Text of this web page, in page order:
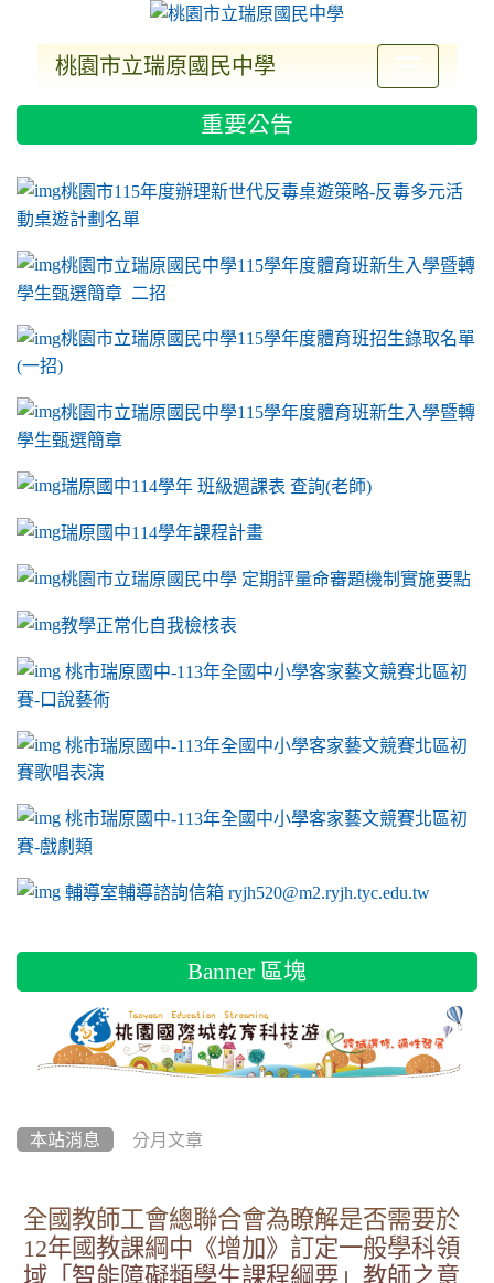
桃園市立瑞原國民中學
重要公告
link to https://sites.google.com/a/m2.ryjh.tyc.edu.tw/ryjh011/
桃園市115年度辦理新世代反毒桌遊策略-反毒多元活
動桌遊計劃名單
桃園市立瑞原國民中學115學年度體育班新生入學暨轉
學生甄選簡章 二招
桃園市立瑞原國民中學115學年度體育班招生錄取名單
(一招)
桃園市立瑞原國民中學115學年度體育班新生入學暨轉
學生甄選簡章
瑞原國中114學年 班級週課表 查詢(老師)
瑞原國中114學年課程計畫
link to https://sites.google.com/a/m2.ryjh.tyc.edu.tw/ryjh011/
桃園市立瑞原國民中學 定期評量命審題機制實施要點
link to https://sites.google.com/a/m2.ryjh.tyc.edu.tw/
教學正常化自我檢核表
link to mailto:ryjh520@m2.ryjh.tyc.edu.tw
link to mailto:ryjh520@m2.ryjh.tyc.edu.tw
ink to mailto:ryjh520@m2.ryjh.tyc.edu.tw
link to mailto:ryjh520@m2.ryjh.tyc.edu.tw
link to mailto:ryjh520@m2.ryjh.tyc.edu.tw
ink to mailto:ryjh520@m2.ryjh.tyc.edu.tw
ink to mailto:ryjh520@m2.ryjh.tyc.edu.tw
link to https://sites.google.com/a/m2.ryjh.tyc.edu.tw/ryjh011/
ink to mailto:ryjh520@m2.ryjh.tyc.edu.tw
link to https://tyc.entry.edu.tw/NoExamImitate_TL/
桃市瑞原國中-113年全國中小學客家藝文競賽北區初
賽-口說藝術
link to https://tyc.entry.edu.tw/NoExamImitate_TL/
桃市瑞原國中-113年全國中小學客家藝文競賽北區初
賽歌唱表演
link to https://tyc.entry.edu.tw/NoExamImitate_TL/
桃市瑞原國中-113年全國中小學客家藝文競賽北區初
賽-戲劇類
link to https://tyc.entry.edu.tw/NoExamImitate_TL/
輔導室輔導諮詢信箱 ryjh520@m2.ryjh.tyc.edu.tw
Banner 區塊
本站消息 分月文章
全國教師工會總聯合會為瞭解是否需要於
12年國教課綱中《增加》訂定一般學科領
域「智能障礙類學生課程綱要」教師之意